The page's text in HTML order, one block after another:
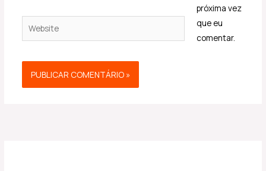
Website
próxima vez
que eu
comentar.